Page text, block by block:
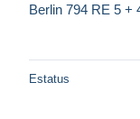
Berlin 794 RE 5 +
Estatus